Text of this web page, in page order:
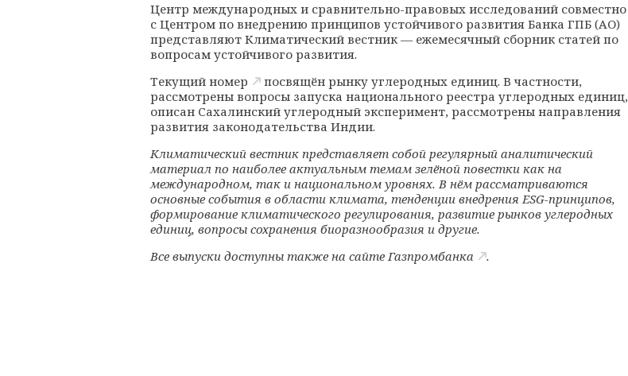
Центр международных и сравнительно-правовых исследований совместно
с Центром по внедрению принципов устойчивого развития Банка ГПБ (АО)
представляют Климатический вестник — ежемесячный сборник статей по
вопросам устойчивого развития.
Текущий номер
посвящён рынку углеродных единиц. В частности,
рассмотрены вопросы запуска национального реестра углеродных единиц,
описан Сахалинский углеродный эксперимент, рассмотрены направления
развития законодательства Индии.
Климатический вестник представляет собой регулярный аналитический
материал по наиболее актуальным темам зелёной повестки как на
международном, так и национальном уровнях. В нём рассматриваются
основные события в области климата, тенденции внедрения ESG-принципов,
формирование климатического регулирования, развитие рынков углеродных
единиц, вопросы сохранения биоразнообразия и другие.
Все выпуски доступны также на сайтеГазпромбанка .